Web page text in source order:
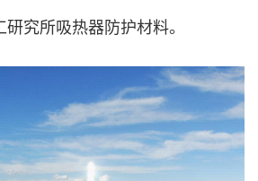
究所吸热器防护材料。